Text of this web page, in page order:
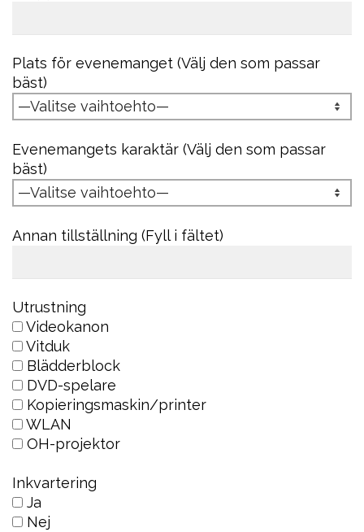
Plats för evenemanget (Välj den som passar
bäst)
Evenemangets karaktär (Välj den som passar
bäst)
Annan tillställning (Fyll i fältet)
Utrustning
Videokanon
Vitduk
Blädderblock
DVD-spelare
Kopieringsmaskin/printer
WLAN
OH-projektor
Inkvartering
Ja
Nej